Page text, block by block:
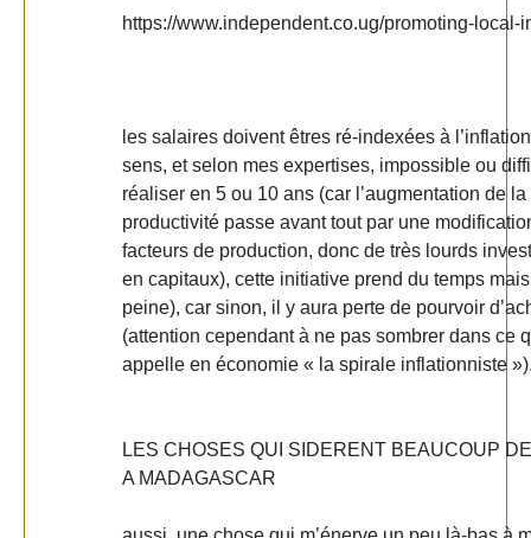
https://www.independent.co.ug/promoting-local-
les salaires doivent êtres ré-indexées à
sens, et selon mes expertises, impossible ou
réaliser en 5 ou 10 ans (car l’augmentation de la
productivité passe avant tout par une
facteurs de production, donc de très lourds
en capitaux), cette initiative prend du temps
peine), car sinon, il y aura perte de pourvoir
(attention cependant à ne pas sombrer dans ce
appelle en économie « la spirale inflationniste
LES CHOSES QUI SIDERENT BEAUCOUP
A MADAGASCAR